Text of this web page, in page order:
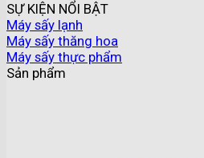
SỰ KIỆN NỔI BẬT
Máy sấy lạnh
Máy sấy thăng hoa
Máy sấy thực phẩm
Sản phẩm